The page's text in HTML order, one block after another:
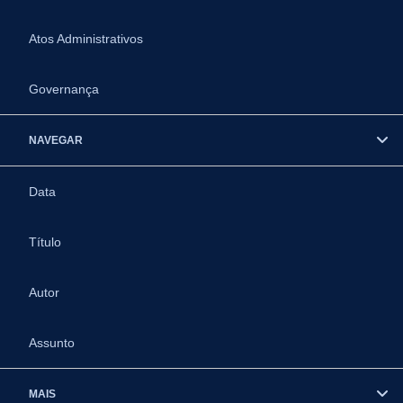
Atos Administrativos
Governança
NAVEGAR
Data
Título
Autor
Assunto
MAIS